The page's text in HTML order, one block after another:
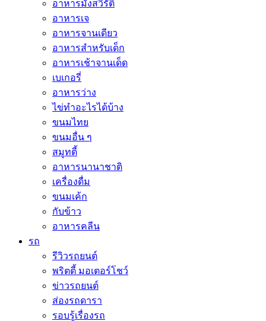
อาหารมังสวิรัติ
อาหารเจ
อาหารจานเดียว
อาหารสำหรับเด็ก
อาหารเช้าจานเด็ด
เบเกอรี่
อาหารว่าง
ไข่ทำอะไรได้บ้าง
ขนมไทย
ขนมอื่น ๆ
สมูทตี้
อาหารนานาชาติ
เครื่องดื่ม
ขนมเค้ก
กับข้าว
อาหารคลีน
รถ
รีวิวรถยนต์
พริตตี้ มอเตอร์โชว์
ข่าวรถยนต์
ส่องรถดารา
รอบรู้เรื่องรถ